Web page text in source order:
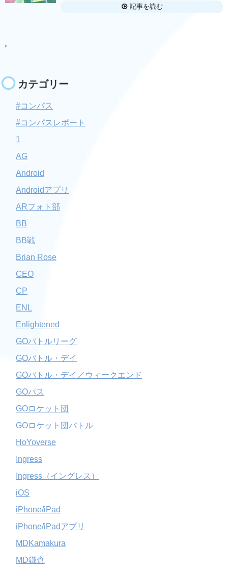
記事を読む
カテゴリー
#コンパス
#コンパスレポート
1
AG
Android
Androidアプリ
ARフォト部
BB
BB戦
Brian Rose
CEO
CP
ENL
Enlightened
GOバトルリーグ
GOバトル・デイ
GOバトル・デイ／ウィークエンド
GOパス
GOロケット団
GOロケット団バトル
HoYoverse
Ingress
Ingress（イングレス）
iOS
iPhone/iPad
iPhone/iPadアプリ
MDKamakura
MD鎌倉